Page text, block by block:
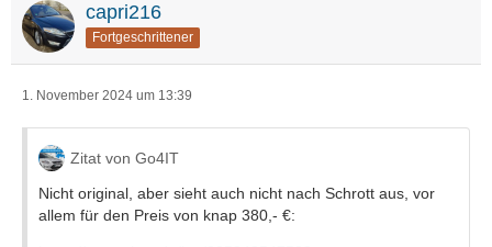
capri216
Fortgeschrittener
1. November 2024 um 13:39
Zitat von Go4IT
Nicht original, aber sieht auch nicht nach Schrott aus, vor
allem für den Preis von knap 380,- €: